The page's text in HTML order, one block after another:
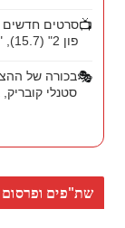
📺
פון 2" (15.7), "בוגוניה" (29.7)
🎭בכורה של
סטנלי קובריק,
שת"פים ופרסום